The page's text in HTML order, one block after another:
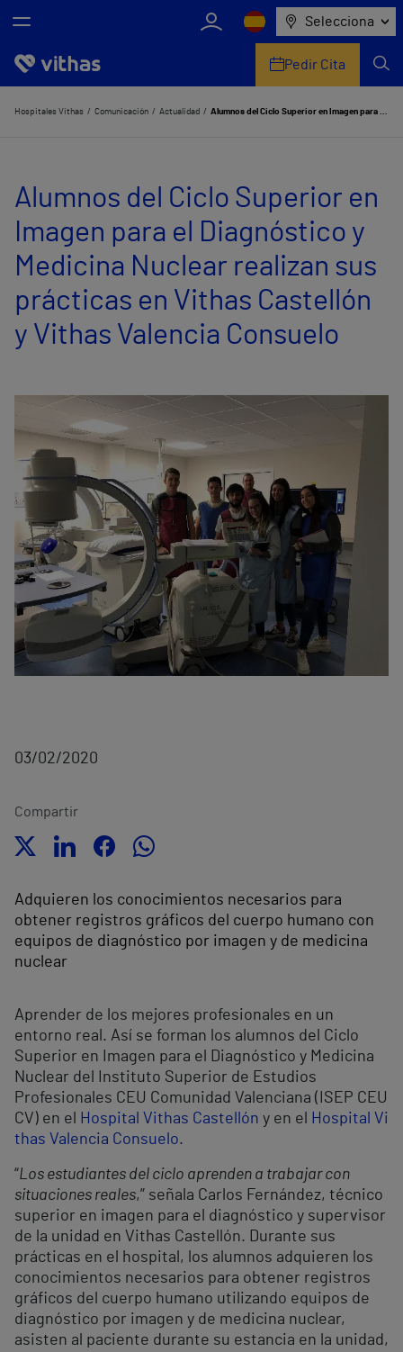
Selecciona
Nosotros
Servicios de salud
Equipo médico y asistencial
Comunicación
Pedir Cita
Hospitales Vithas Comunicación Actualidad Alumnos del Ciclo Superior en Imagen para el Diagnóstico y Medicina Nuclear realizan sus prácticas en Vithas Castellón y Vithas Valencia Consuelo
Alumnos del Ciclo Superior en
Imagen para el Diagnóstico y
Medicina Nuclear realizan sus
prácticas en Vithas Castellón
y Vithas Valencia Consuelo
03/02/2020
Compartir
Adquieren los conocimientos necesarios para
obtener registros gráficos del cuerpo humano con
equipos de diagnóstico por imagen y de medicina
nuclear
Aprender de los mejores profesionales en un
entorno real. Así se forman los alumnos del Ciclo
Superior en Imagen para el Diagnóstico y Medicina
Nuclear del Instituto Superior de Estudios
Profesionales CEU Comunidad Valenciana (ISEP CEU
CV) en el
Hospital Vithas Castellón y en el
Hospital Vi
thas Valencia Consuelo.
“Los estudiantes del ciclo aprenden a trabajar con
situaciones reales,” señala Carlos Fernández, técnico
superior en imagen para el diagnóstico y supervisor
de la unidad en Vithas Castellón. Durante sus
prácticas en el hospital, los alumnos adquieren los
conocimientos necesarios para obtener registros
gráficos del cuerpo humano utilizando equipos de
diagnóstico por imagen y de medicina nuclear,
asisten al paciente durante su estancia en la unidad,